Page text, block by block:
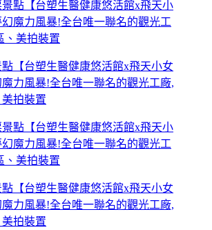
【台塑生醫健康悠活館x飛天小女
力風暴!全台唯一聯名的觀光工廠,
拍裝置
【台塑生醫健康悠活館x飛天小女
力風暴!全台唯一聯名的觀光工廠,
拍裝置